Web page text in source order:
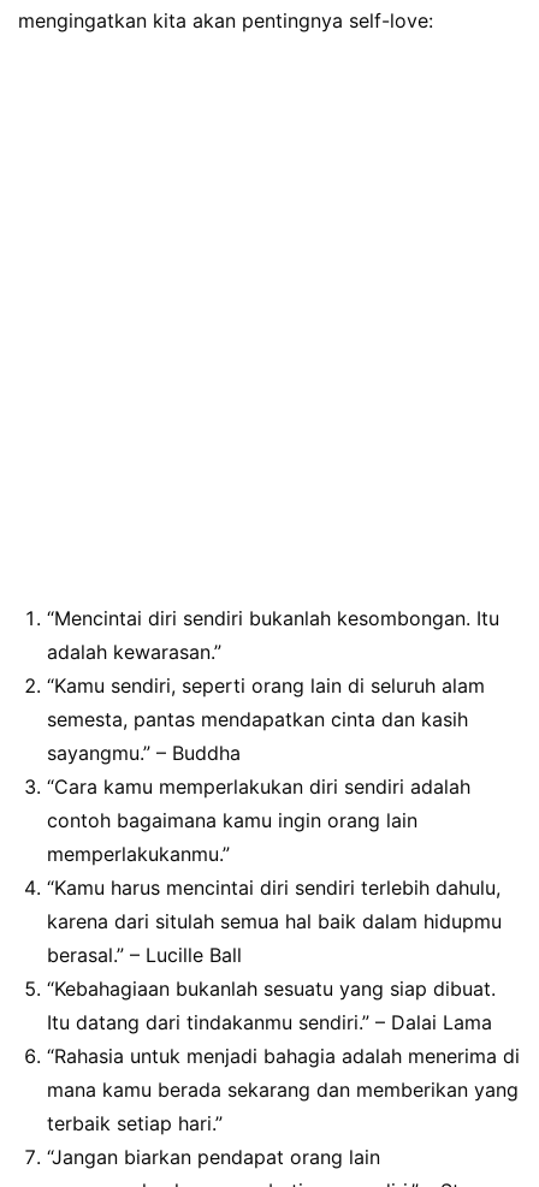
mengingatkan kita akan pentingnya self-love:
“Mencintai diri sendiri bukanlah kesombongan. Itu
adalah kewarasan.”
“Kamu sendiri, seperti orang lain di seluruh alam
semesta, pantas mendapatkan cinta dan kasih
sayangmu.” – Buddha
“Cara kamu memperlakukan diri sendiri adalah
contoh bagaimana kamu ingin orang lain
memperlakukanmu.”
“Kamu harus mencintai diri sendiri terlebih dahulu,
karena dari situlah semua hal baik dalam hidupmu
berasal.” – Lucille Ball
“Kebahagiaan bukanlah sesuatu yang siap dibuat.
Itu datang dari tindakanmu sendiri.” – Dalai Lama
“Rahasia untuk menjadi bahagia adalah menerima di
mana kamu berada sekarang dan memberikan yang
terbaik setiap hari.”
“Jangan biarkan pendapat orang lain